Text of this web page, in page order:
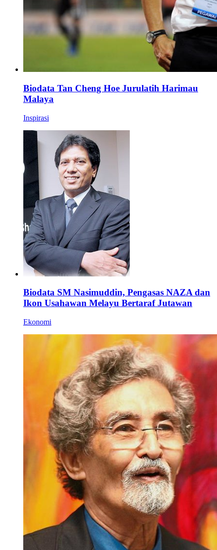
Biodata Tan Cheng Hoe Jurulatih Harimau
Malaya
Inspirasi
Biodata SM Nasimuddin, Pengasas NAZA dan
Ikon Usahawan Melayu Bertaraf Jutawan
Ekonomi